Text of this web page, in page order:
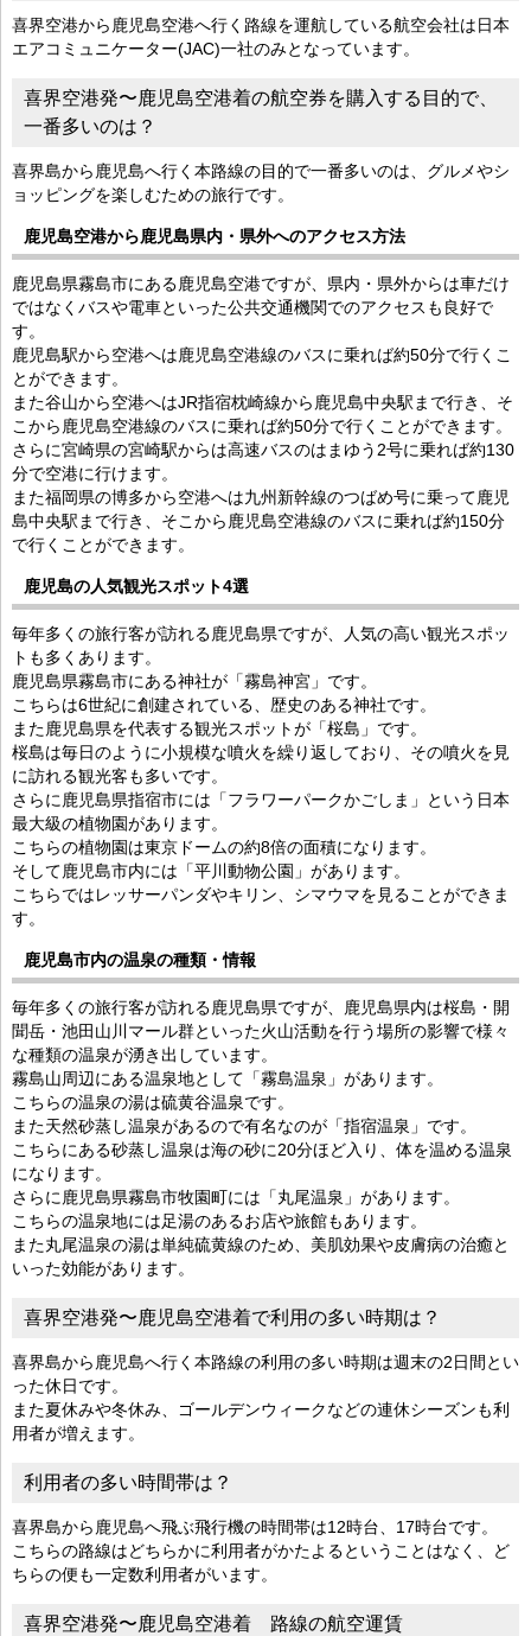
喜界空港から鹿児島空港へ行く路線を運航している航空会社は日本
エアコミュニケーター(JAC)一社のみとなっています。
喜界空港発〜鹿児島空港着の航空券を購入する目的で、
一番多いのは？
喜界島から鹿児島へ行く本路線の目的で一番多いのは、グルメやシ
ョッピングを楽しむための旅行です。
鹿児島空港から鹿児島県内・県外へのアクセス方法
鹿児島県霧島市にある鹿児島空港ですが、県内・県外からは車だけ
ではなくバスや電車といった公共交通機関でのアクセスも良好で
す。
鹿児島駅から空港へは鹿児島空港線のバスに乗れば約50分で行くこ
とができます。
また谷山から空港へはJR指宿枕崎線から鹿児島中央駅まで行き、そ
こから鹿児島空港線のバスに乗れば約50分で行くことができます。
さらに宮崎県の宮崎駅からは高速バスのはまゆう2号に乗れば約130
分で空港に行けます。
また福岡県の博多から空港へは九州新幹線のつばめ号に乗って鹿児
島中央駅まで行き、そこから鹿児島空港線のバスに乗れば約150分
で行くことができます。
鹿児島の人気観光スポット4選
毎年多くの旅行客が訪れる鹿児島県ですが、人気の高い観光スポッ
トも多くあります。
鹿児島県霧島市にある神社が「霧島神宮」です。
こちらは6世紀に創建されている、歴史のある神社です。
また鹿児島県を代表する観光スポットが「桜島」です。
桜島は毎日のように小規模な噴火を繰り返しており、その噴火を見
に訪れる観光客も多いです。
さらに鹿児島県指宿市には「フラワーパークかごしま」という日本
最大級の植物園があります。
こちらの植物園は東京ドームの約8倍の面積になります。
そして鹿児島市内には「平川動物公園」があります。
こちらではレッサーパンダやキリン、シマウマを見ることができま
す。
鹿児島市内の温泉の種類・情報
毎年多くの旅行客が訪れる鹿児島県ですが、鹿児島県内は桜島・開
聞岳・池田山川マール群といった火山活動を行う場所の影響で様々
な種類の温泉が湧き出しています。
霧島山周辺にある温泉地として「霧島温泉」があります。
こちらの温泉の湯は硫黄谷温泉です。
また天然砂蒸し温泉があるので有名なのが「指宿温泉」です。
こちらにある砂蒸し温泉は海の砂に20分ほど入り、体を温める温泉
になります。
さらに鹿児島県霧島市牧園町には「丸尾温泉」があります。
こちらの温泉地には足湯のあるお店や旅館もあります。
また丸尾温泉の湯は単純硫黄線のため、美肌効果や皮膚病の治癒と
いった効能があります。
喜界空港発〜鹿児島空港着で利用の多い時期は？
喜界島から鹿児島へ行く本路線の利用の多い時期は週末の2日間とい
った休日です。
また夏休みや冬休み、ゴールデンウィークなどの連休シーズンも利
用者が増えます。
利用者の多い時間帯は？
喜界島から鹿児島へ飛ぶ飛行機の時間帯は12時台、17時台です。
こちらの路線はどちらかに利用者がかたよるということはなく、ど
ちらの便も一定数利用者がいます。
喜界空港発〜鹿児島空港着 路線の航空運賃